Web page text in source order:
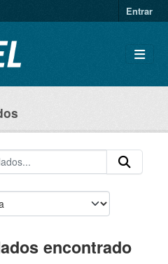
Entrar
encontrado